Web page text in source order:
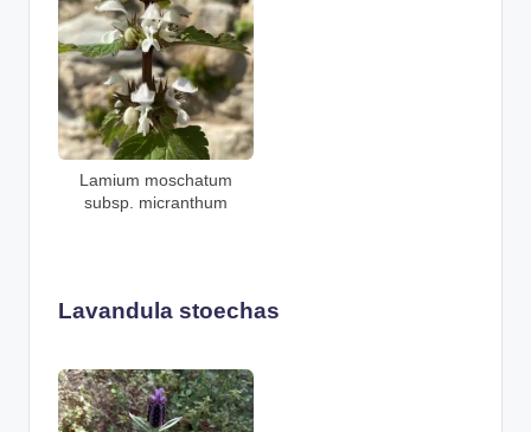
Lamium moschatum
subsp. micranthum
Lavandula stoechas